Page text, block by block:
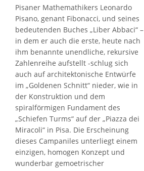
Pisaner Mathemathikers Leonardo
Pisano, genant Fibonacci, und seines
bedeutenden Buches „Liber Abbaci“ –
in dem er auch die erste, heute nach
ihm benannte unendliche, rekursive
Zahlenreihe aufstellt -schlug sich
auch auf architektonische Entwürfe
im „Goldenen Schnitt“ nieder, wie in
der Konstruktion und dem
spiralförmigen Fundament des
„Schiefen Turms“ auf der „Piazza dei
Miracoli“ in Pisa. Die Erscheinung
dieses Campaniles unterliegt einem
einzigen, homogen Konzept und
wunderbar gemoetrischer